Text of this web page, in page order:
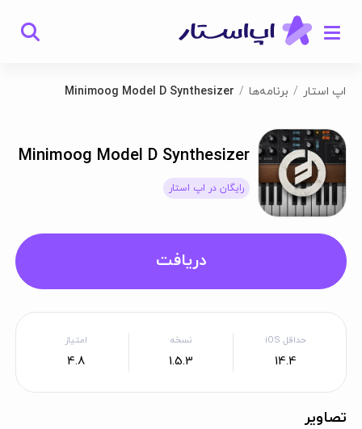
اپ استار برنامه‌ها Minimoog Model D Synthesizer
Minimoog Model D Synthesizer
رایگان در اپ استار
دریافت
حداقل iOS
14.4
نسخه
1.5.3
امتیاز
4.8
تصاویر